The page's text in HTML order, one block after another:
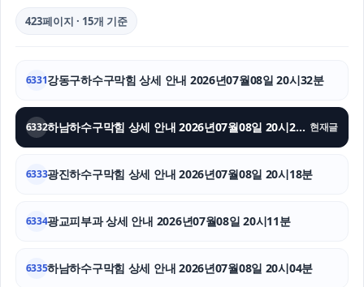
폰테크
상간소송
상간남소송
423페이지 · 15개 기준
6331강동구하수구막힘 상세 안내 2026년07월08일 20시32분
6332 하남하수구막힘 상세 안내 2026년07월08일 20시25분 현재글
6333광진하수구막힘 상세 안내 2026년07월08일 20시18분
6334광교피부과 상세 안내 2026년07월08일 20시11분
6335하남하수구막힘 상세 안내 2026년07월08일 20시04분